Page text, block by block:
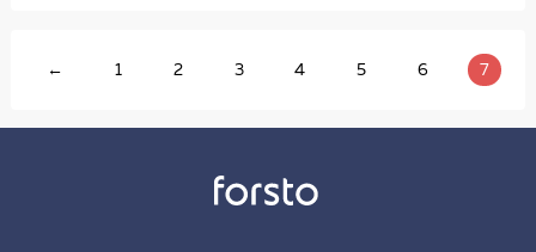
← 1 2 3 4 5 6 7